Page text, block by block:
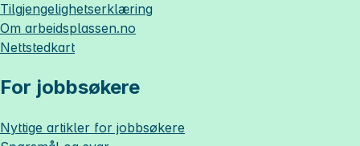
Tilgjengelighetserklæring
Om arbeidsplassen.no
Nettstedkart
For jobbsøkere
Nyttige artikler for jobbsøkere